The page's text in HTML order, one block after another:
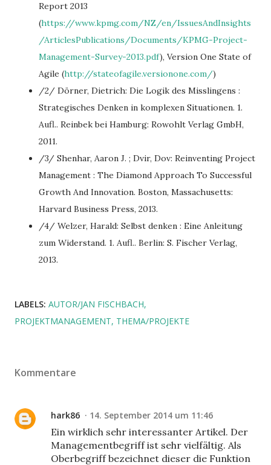
Report 2013
(https://www.kpmg.com/NZ/en/IssuesAndInsights
/ArticlesPublications/Documents/KPMG-Project-
Management-Survey-2013.pdf), Version One State of
Agile (http://stateofagile.versionone.com/)
/2/ Dörner, Dietrich: Die Logik des Misslingens :
Strategisches Denken in komplexen Situationen. 1.
Aufl.. Reinbek bei Hamburg: Rowohlt Verlag GmbH,
2011.
/3/ Shenhar, Aaron J. ; Dvir, Dov: Reinventing Project
Management : The Diamond Approach To Successful
Growth And Innovation. Boston, Massachusetts:
Harvard Business Press, 2013.
/4/ Welzer, Harald: Selbst denken : Eine Anleitung
zum Widerstand. 1. Aufl.. Berlin: S. Fischer Verlag,
2013.
LABELS: AUTOR/JAN FISCHBACH
PROJEKTMANAGEMENT THEMA/PROJEKTE
Kommentare
hark86 14. September 2014 um 11:46
Ein wirklich sehr interessanter Artikel. Der
Managementbegriff ist sehr vielfältig. Als
Oberbegriff bezeichnet dieser die Funktion